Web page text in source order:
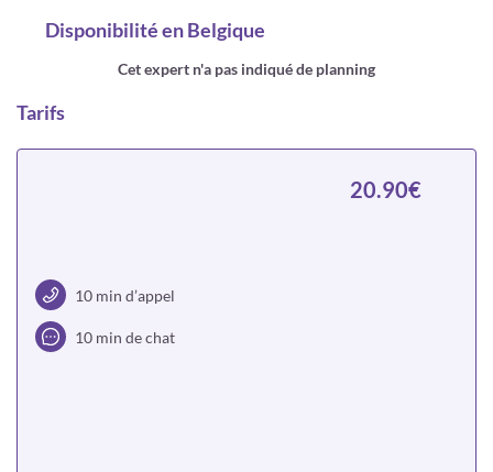
Disponibilitéen Belgique
Cet expert n'a pas indiqué de planning
Tarifs
10 min d’appel
10 min de chat
20.90€